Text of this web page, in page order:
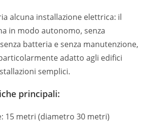
alcuna installazione elettrica: il
in modo autonomo, senza
batteria e senza manutenzione,
adatto agli edifici
semplici.
principali:
15 metri (diametro 30 metri)